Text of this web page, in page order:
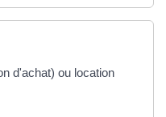
d'achat) ou location